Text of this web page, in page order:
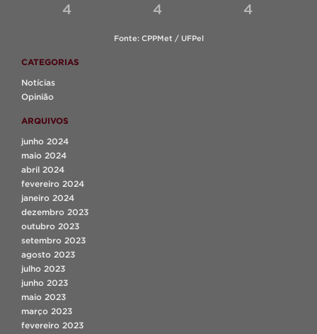
4 4 4
Fonte: CPPMet / UFPel
CATEGORIAS
Notícias
Opinião
ARQUIVOS
junho 2024
maio 2024
abril 2024
fevereiro 2024
janeiro 2024
dezembro 2023
outubro 2023
setembro 2023
agosto 2023
julho 2023
junho 2023
maio 2023
março 2023
fevereiro 2023